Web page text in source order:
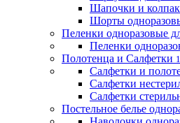
Шапочки и
Шорты
Пеленки одноразовые
Пеленки
Полотенца и Салфетки
Салфетки и
Салфетки
Салфетки
Постельное белье